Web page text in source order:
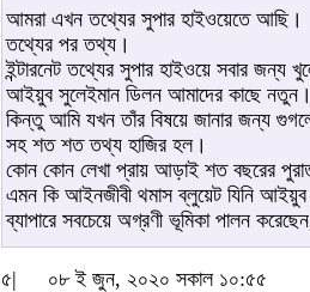
আমরা এখন তথ্যের সুপার হাইওয়েতে আছি।
তথ্যের পর তথ্য।
ইন্টারনেট তথ্যের সুপার হাইওয়ে সবার জন্য
আইয়ুব সুলেইমান ডিলন আমাদের কাছে নতুন।
কিন্তু আমি যখন তাঁর বিষয়ে জানার জন্য
সহ শত শত তথ্য হাজির হল।
কোন কোন লেখা প্রায় আড়াই শত বছরের
এমন কি আইনজীবী থমাস ব্লুয়েট যিনি আইয়ুব
ব্যাপারে সবচেয়ে অগ্রণী ভূমিকা পালন
৫|
০৮ ই জুন, ২০২০ সকাল ১০:৫৫